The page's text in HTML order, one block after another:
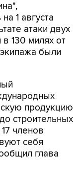
1 августа
атаки двух
130 милях от
были
продукцию
строительных
членов
себя
глава